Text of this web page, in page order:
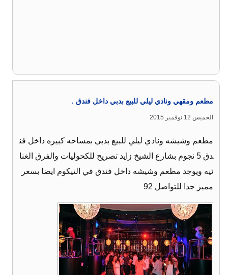
مطعم ومقهي ونادي ليلي للبيع بدبي داخل فندق .
الخميس 12 نوفمبر 2015
مطعم وشيشه ونادي ليلي للبيع بدبي بمساحه كبيره داخل فن
دق 5 نجوم بشارع الشيخ زايد تصريح للكحوليات والفرق الغنا
ئيه ويوجد مطعم وشيشه داخل فندق في التيكوم ايضا بسعر
مميز جدا للتواصل 92